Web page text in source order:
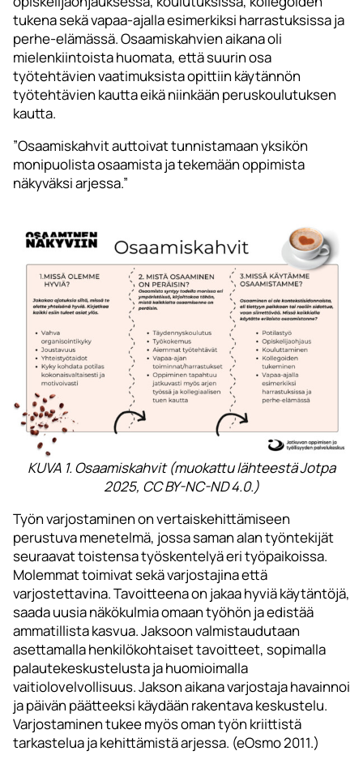
tukena sekä vapaa-ajalla esimerkiksi harrastuksissa ja
perhe-elämässä. Osaamiskahvien aikana oli
mielenkiintoista huomata, että suurin osa
työtehtävien vaatimuksista opittiin käytännön
työtehtävien kautta eikä niinkään peruskoulutuksen
kautta.
”Osaamiskahvit auttoivat tunnistamaan yksikön
monipuolista osaamista ja tekemään oppimista
näkyväksi arjessa.”
KUVA 1. Osaamiskahvit (muokattu lähteestä Jotpa
2025, CC BY-NC-ND 4.0.)
Työn varjostaminen on vertaiskehittämiseen
perustuva menetelmä, jossa saman alan työntekijät
seuraavat toistensa työskentelyä eri työpaikoissa.
Molemmat toimivat sekä varjostajina että
varjostettavina. Tavoitteena on jakaa hyviä käytäntöjä,
saada uusia näkökulmia omaan työhön ja edistää
ammatillista kasvua. Jaksoon valmistaudutaan
asettamalla henkilökohtaiset tavoitteet, sopimalla
palautekeskustelusta ja huomioimalla
vaitiolovelvollisuus. Jakson aikana varjostaja havainnoi
ja päivän päätteeksi käydään rakentava keskustelu.
Varjostaminen tukee myös oman työn kriittistä
tarkastelua ja kehittämistä arjessa. (eOsmo 2011.)